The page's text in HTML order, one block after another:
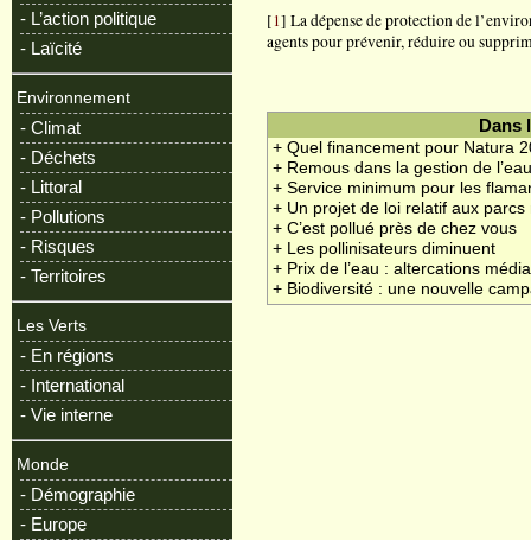
- L’action politique
- Laïcité
Environnement
- Climat
- Déchets
- Littoral
- Pollutions
- Risques
- Territoires
Les Verts
- En régions
- International
- Vie interne
Monde
- Démographie
- Europe
[1] La dépense de protection de
agents pour prévenir, réduire ou
Dans
+ Quel financement pour Natura
+ Remous dans la gestion de
+ Service minimum pour les
+ Un projet de loi relatif aux parcs
+ C’est pollué près de chez vous
+ Les pollinisateurs diminuent
+ Prix de l’eau : altercations
+ Biodiversité : une nouvelle